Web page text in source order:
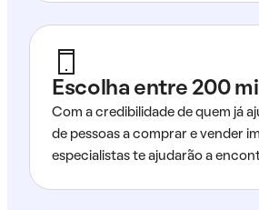
Escolha entre 200
Com a credibilidade de quem já
de pessoas a comprar e vender
especialistas te ajudarão a